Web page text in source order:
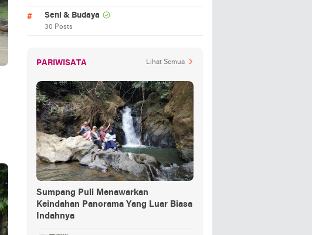
Seni & Budaya
30 Posts
PARIWISATA Lihat Semua
Sumpang Puli Menawarkan
Keindahan Panorama Yang Luar Biasa
Indahnya